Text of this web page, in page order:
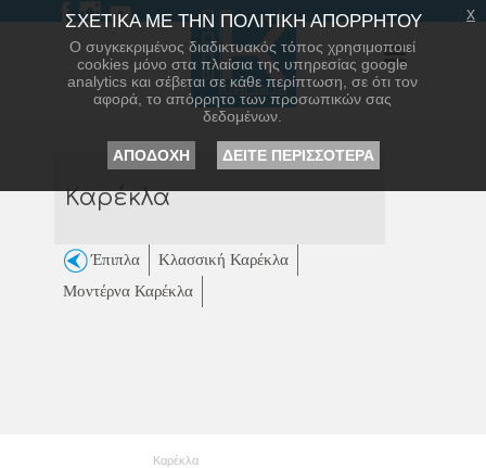
Καρέκλα
Έπιπλα
Κλασσική Καρέκλα
Μοντέρνα Καρέκλα
Καρέκλα
ΣΧΕΤΙΚΑ ΜΕ ΤΗΝ ΠΟΛΙΤΙΚΗ ΑΠΟΡΡΗΤΟΥ
Ο συγκεκριμένος διαδικτυακός τόπος χρησιμοποιεί
cookies μόνο στα πλαίσια της υπηρεσίας google
analytics και σέβεται σε κάθε περίπτωση, σε ότι τον
αφορά, το απόρρητο των προσωπικών σας
δεδομένων.
ΑΠΟΔΟΧΗ ΔΕΙΤΕ ΠΕΡΙΣΣΟΤΕΡΑ
x